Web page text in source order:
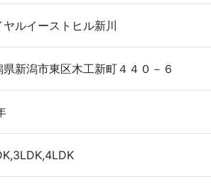
ヤルイーストヒル新川
県新潟市東区木工新町４４０－６